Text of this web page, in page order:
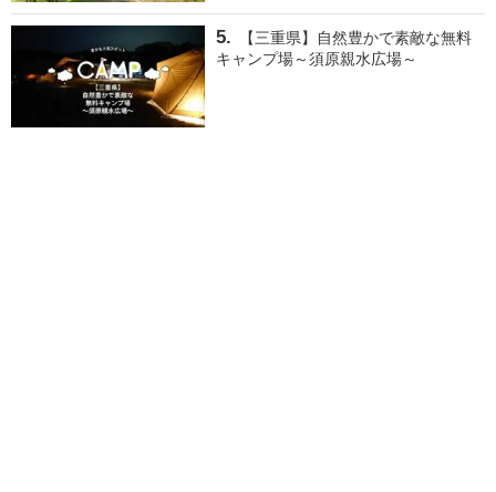
【三重県】自然豊かで素敵な無料
キャンプ場～須原親水広場～